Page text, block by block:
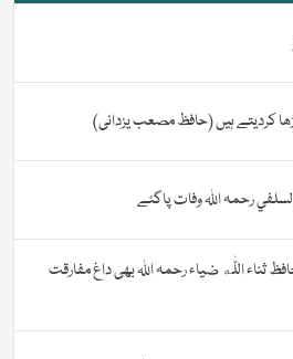
کردیتے ہیں (حافظ مصعب یزدانی)
رحمہ اللہ وفات پاگئے
ثناء اللّٰه ضیاء رحمہ اللہ بھی داغ مفارقت